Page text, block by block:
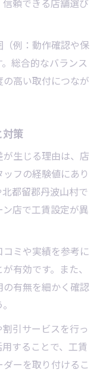
頼できる店舗選び
例：動作確認や保
総合的なバランス
高い取付につなが
対策
生じる理由は、店
フの経験値にあり
都留郡丹波山村で
店で工賃設定が異
ミや実績を参考に
有効です。また、
有無を細かく確認
引サービスを行っ
することで、工賃
ーを取り付けるこ